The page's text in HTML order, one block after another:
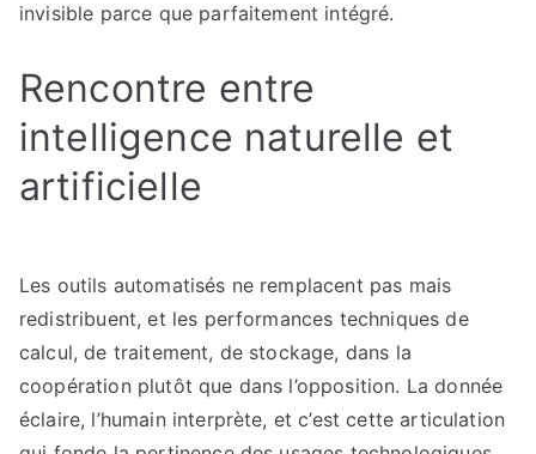
invisible parce que parfaitement intégré.
Rencontre entre
intelligence naturelle et
artificielle
Les outils automatisés ne remplacent pas mais
redistribuent, et les performances techniques de
calcul, de traitement, de stockage, dans la
coopération plutôt que dans l’opposition. La donnée
éclaire, l’humain interprète, et c’est cette articulation